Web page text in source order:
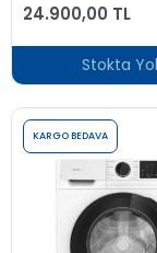
Bulaşık Makinesi
24.900,00 TL
Stokta
KARGO BEDAVA